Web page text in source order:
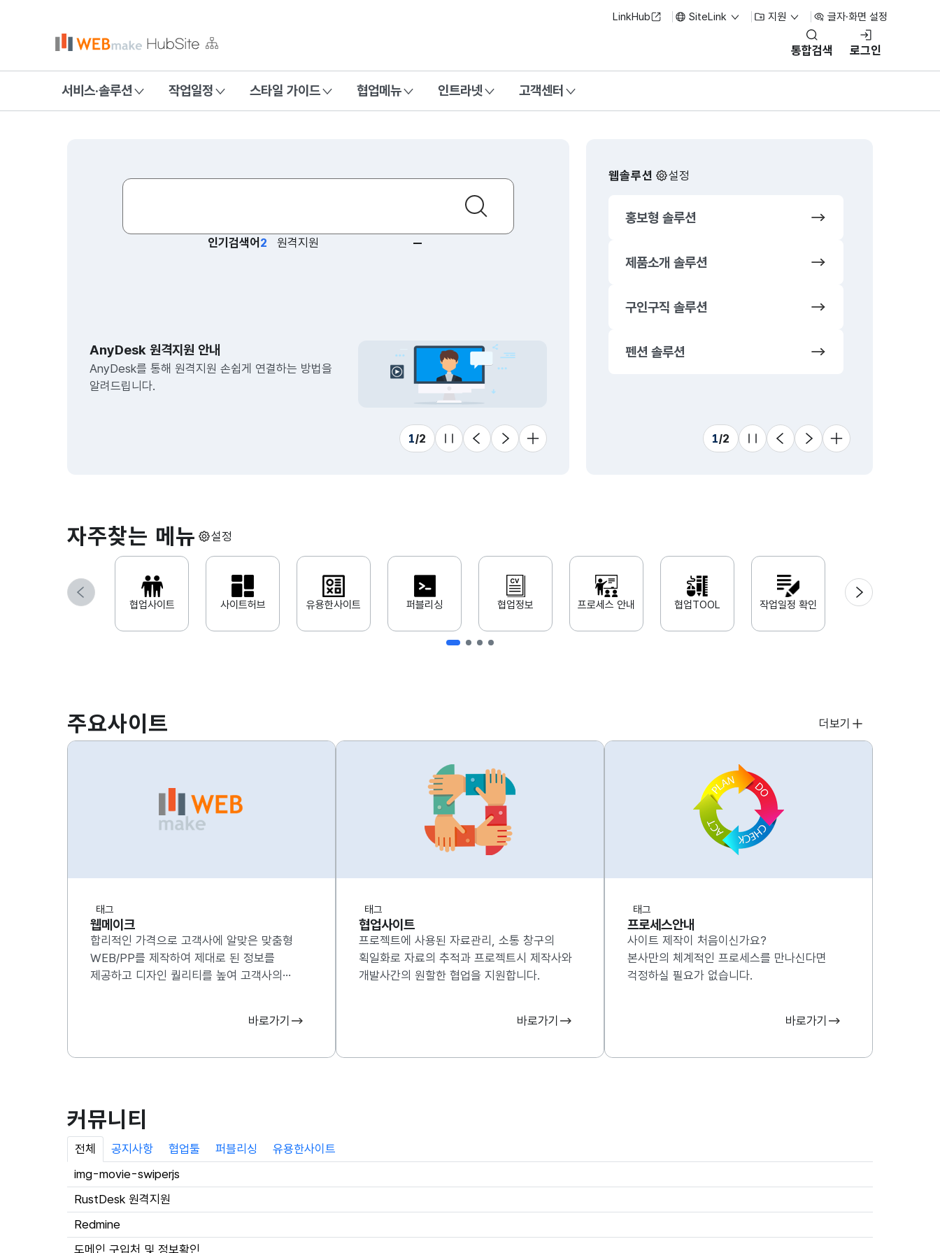
LinkHub SiteLink 지원 글자·화면 설정
통합검색 로그인
서비스·솔루션 작업일정 스타일 가이드 협업메뉴 인트라넷 고객센터
검색
인기검색어 원격지원
하락
1
동일
상승
11
AnyDesk 원격지원 안내
AnyDesk를 통해 원격지원 손쉽게 연결하는 방법을
알려드립니다.
1/2
슬라이드 멈춤
이전 다음 더 보기
웹솔루션 설정
홍보형 솔루션
제품소개 솔루션
구인구직 솔루션
펜션 솔루션
1/2
슬라이드 멈춤
이전 다음 더 보기
자주찾는 메뉴 설정
협업사이트 사이트허브 유용한사이트 퍼블리싱 협업정보 프로세스 안내 협업TOOL 작업일정 확인 Adobe xd
이전 다음
주요사이트 더보기
태그
웹메이크
합리적인 가격으로 고객사에 알맞은 맞춤형
WEB/PP를 제작하여 제대로 된 정보를
제공하고 디자인 퀄리티를 높여 고객사의
바로가기
태그
협업사이트
프로젝트에 사용된 자료관리, 소통 창구의
획일화로 자료의 추적과 프로젝트시 제작사와
개발사간의 원할한 협업을 지원합니다.
바로가기
태그
프로세스안내
사이트 제작이 처음이신가요?
본사만의 체계적인 프로세스를 만나신다면
걱정하실 필요가 없습니다.
바로가기
커뮤니티
전체 공지사항 협업툴 퍼블리싱
유용한사이트
img-movie-swiperjs
RustDesk 원격지원
Redmine
도메인 구입처 및 정보확인